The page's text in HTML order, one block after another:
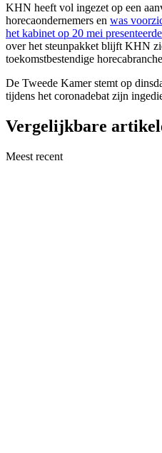
KHN heeft vol ingezet op een
horecaondernemers en was
het kabinet op 20 mei presenteerde
over het steunpakket blijft KHN
toekomstbestendige
De Tweede Kamer stemt op
tijdens het coronadebat zijn
Vergelijkbare
Meest recent